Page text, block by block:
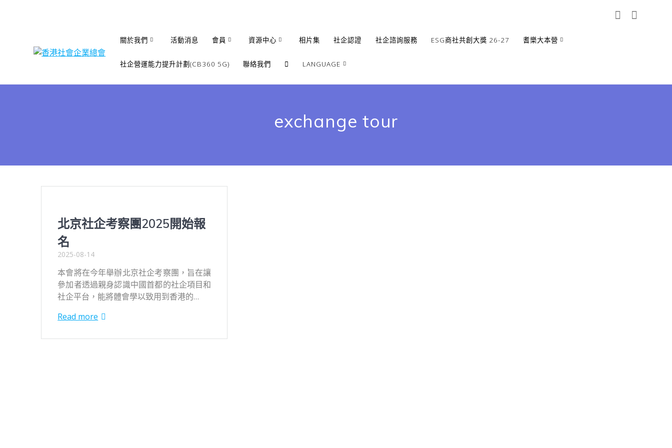
關於我們 活動消息 會員 資源中心 相片集 社企認證 社企諮詢服務 ESG商社共創大獎 26-27 耆樂大本營
社企營運能力提升計劃(CB360 5G) 聯絡我們 LANGUAGE
繁體
English
exchange tour
北京社企考察團2025開始報
名
2025-08-14
本會將在今年舉辦北京社企考察團，旨在讓
參加者透過親身認識中國首都的社企項目和
社企平台，能將體會學以致用到香港的…
Read more